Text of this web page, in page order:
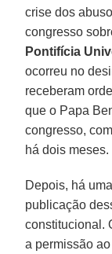
crise dos
congresso
Pontifícia
ocorreu no
receberam
que o Papa
congresso,
há dois meses.
Depois, há
publicação
constitucional.
a permissão ao